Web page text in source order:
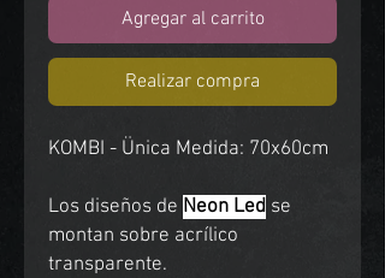
Agregar al carrito
Realizar compra
KOMBI - Ünica Medida: 70x60cm
Los diseños de Neon Led se
montan sobre acrílico
transparente.